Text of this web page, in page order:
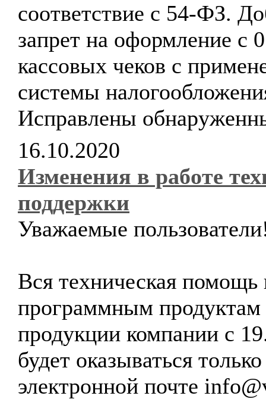
соответствие с 54-ФЗ.
запрет на оформление с
кассовых чеков с
системы
Исправлены
16.10.2020
Изменения в работе
поддержки
Уважаемые
Вся техническая помощь
программным продуктам
продукции компании с
будет оказываться
электронной почте